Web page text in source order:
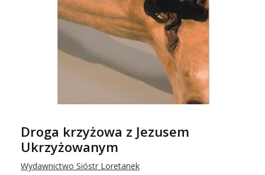
Droga krzyżowa z Jezusem
Ukrzyżowanym
Wydawnictwo Sióstr Loretanek